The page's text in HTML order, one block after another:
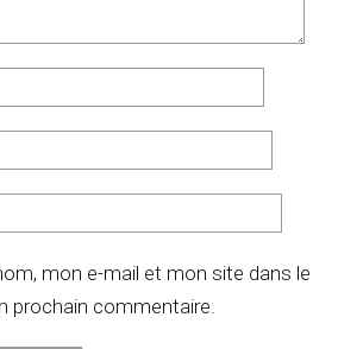
mon e-mail et mon site dans le
prochain commentaire.